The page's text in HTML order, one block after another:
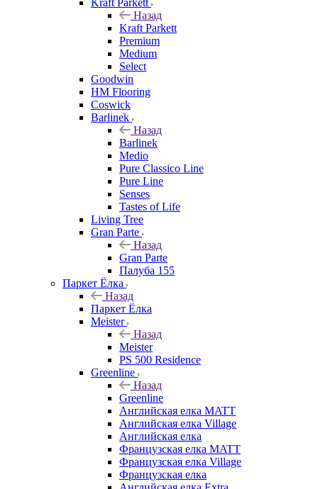
Kraft Parkett
Назад
Kraft Parkett
Premium
Medium
Select
Goodwin
HM Flooring
Coswick
Barlinek
Назад
Barlinek
Medio
Pure Classico Line
Pure Line
Senses
Tastes of Life
Living Tree
Gran Parte
Назад
Gran Parte
Палуба 155
Паркет Ёлка
Назад
Паркет Ёлка
Meister
Назад
Meister
PS 500 Residence
Greenline
Назад
Greenline
Английская елка MATT
Английская елка Village
Английская елка
Французская елка MATT
Французская елка Village
Французская елка